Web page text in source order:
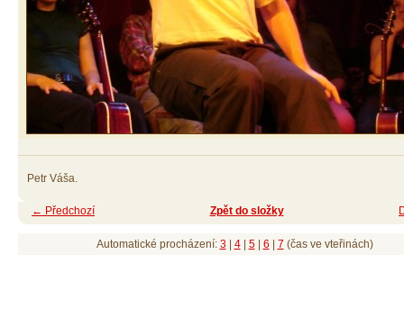
Petr Váša.
← Předchozí Zpět do složky
Automatické procházení: 3| 4| 5| 6 7 (čas ve vteřinách)